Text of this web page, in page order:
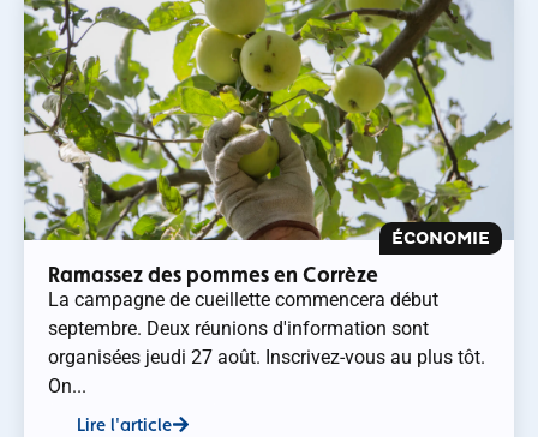
ÉCONOMIE
Ramassez des pommes en Corrèze
La campagne de cueillette commencera début
septembre. Deux réunions d'information sont
organisées jeudi 27 août. Inscrivez-vous au plus tôt.
On...
Lire l'article